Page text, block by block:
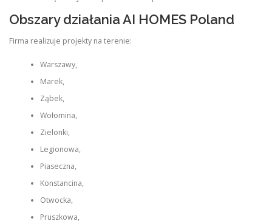
Obszary działania AI HOMES Poland
Firma realizuje projekty na terenie:
Warszawy,
Marek,
Ząbek,
Wołomina,
Zielonki,
Legionowa,
Piaseczna,
Konstancina,
Otwocka,
Pruszkowa,